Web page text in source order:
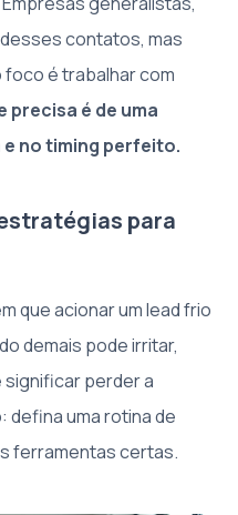
contatos, mas
foco é trabalhar com
precisa é de uma
no timing perfeito.
para
que acionar um lead frio
demais pode irritar,
significar perder a
defina uma rotina de
ferramentas certas.